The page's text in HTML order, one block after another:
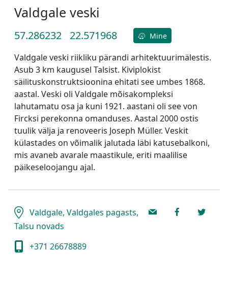
Valdgale veski
57.286232 22.571968 Mine
Valdgale veski riikliku pärandi arhitektuurimälestis.
Asub 3 km kaugusel Talsist. Kiviplokist
säilituskonstruktsioonina ehitati see umbes 1868.
aastal. Veski oli Valdgale mõisakompleksi
lahutamatu osa ja kuni 1921. aastani oli see von
Fircksi perekonna omanduses. Aastal 2000 ostis
tuulik välja ja renoveeris Joseph Müller. Veskit
külastades on võimalik jalutada läbi katusebalkoni,
mis avaneb avarale maastikule, eriti maalilise
päikeseloojangu ajal.
Valdgale, Valdgales pagasts,
Talsu novads
+371 26678889